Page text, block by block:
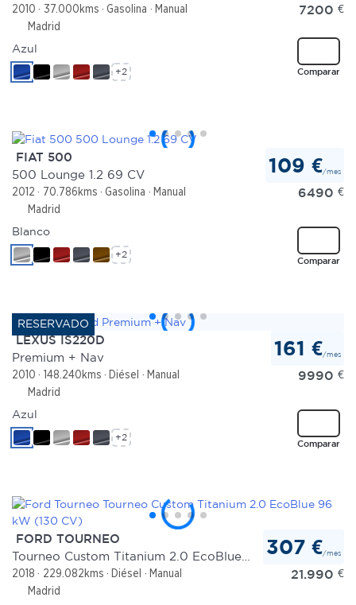
2010 37.000kms Gasolina
Manual
Madrid
7200 €
Comparar
Azul
+2
FIAT 500
500 Lounge 1.2 69 CV
2012 70.786kms Gasolina
Manual
Madrid
109 €/mes
6490 €
Comparar
Blanco
+2
LEXUS IS220D
Premium + Nav
2010 148.240kms Diésel
Manual
Madrid
161 €/mes
9990 €
Comparar
Azul
+2
FORD TOURNEO
2018 229.082kms Diésel
Manual
Madrid
307 €/mes
21.990 €